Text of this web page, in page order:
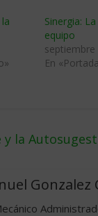
Sinergia:
equipo
septiembre
En
y la
Gonzalez